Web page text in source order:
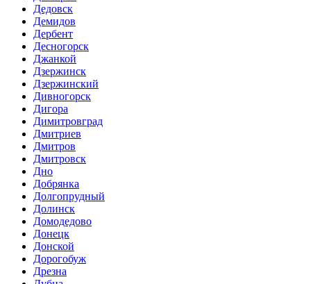
Дедовск
Демидов
Дербент
Десногорск
Джанкой
Дзержинск
Дзержинский
Дивногорск
Дигора
Димитровград
Дмитриев
Дмитров
Дмитровск
Дно
Добрянка
Долгопрудный
Долинск
Домодедово
Донецк
Донской
Дорогобуж
Дрезна